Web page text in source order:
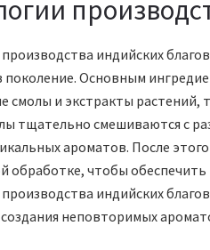
индийских
поколение. Основным
смолы и экстракты растений,
тщательно смешиваются с
ароматов. После
обработке, чтобы
индийских
неповторимых